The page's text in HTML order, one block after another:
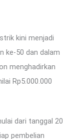
kini menjadi
ke-50 dan dalam
menghadirkan
Rp5.000.000
dari tanggal 20
pembelian